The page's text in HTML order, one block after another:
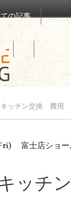
の記事
ッチン交換 費用
富士店ショ
ッチ